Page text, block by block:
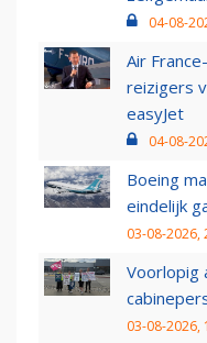
04-08-
Air
reizigers
easyJet
04-08-
Boeing
eindelijk
03-08-2026,
Voorlopig
03-08-2026,